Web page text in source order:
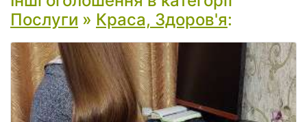
Послуги » Краса, Здоров'я: